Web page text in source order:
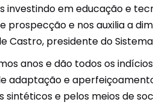
investindo em educação e
e nos auxilia a
Castro, presidente do Sistema
anos e dão todos os
adaptação e
e pelos meios de